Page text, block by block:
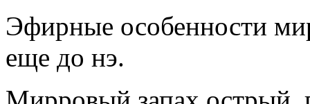
Эфирные особенности
еще до нэ.